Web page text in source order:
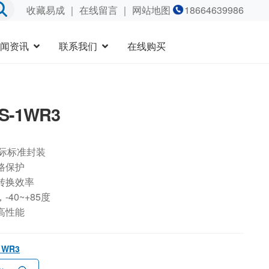
收藏易成｜ 在线留言｜ 网站地图 18664639986
资讯 联系我们 在线购买
1WR3
标准封装
保护
换效率
-40~+85度
性能